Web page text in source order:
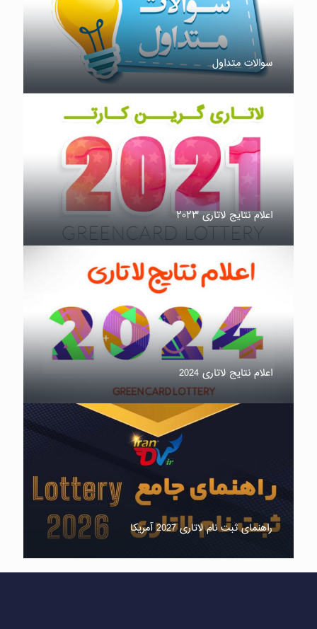
سوالات متداول
اعلام نتایج لاتاری ۲۰۲۳
اعلام نتایج لاتاری 2024
راهنمای ثبت نام لاتاری 2027 آمریکا